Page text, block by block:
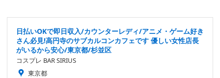
日払いOKで即日収入/カウンターレディ/アニメ・ゲーム好き
さん必見!高円寺のサブカルコンカフェです 優しい女性店長
がいるから安心/東京都/杉並区
コスプレ BAR SIRIUS
東京都